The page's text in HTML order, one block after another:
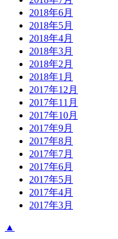
2018年6月
2018年5月
2018年4月
2018年3月
2018年2月
2018年1月
2017年12月
2017年11月
2017年10月
2017年9月
2017年8月
2017年7月
2017年6月
2017年5月
2017年4月
2017年3月
▲